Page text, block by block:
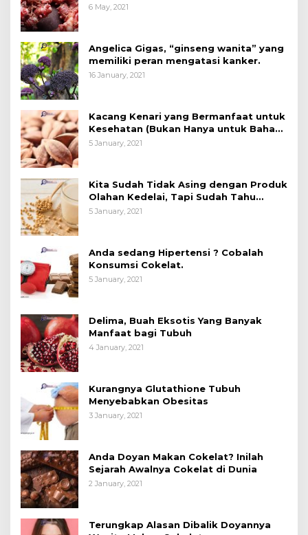
6 May, 2021
Angelica Gigas, “ginseng wanita” yang
memiliki peran mengatasi kanker.
16 January, 2021
Kacang Kenari yang Bermanfaat untuk
Kesehatan (Bukan Hanya untuk Bahan
Kue)
5 January, 2021
Kita Sudah Tidak Asing dengan Produk
Olahan Kedelai, Tapi Sudah Tahu
Manfaatnya untuk Kesehatan?
5 January, 2021
Anda sedang Hipertensi ? Cobalah
Konsumsi Cokelat.
5 January, 2021
Delima, Buah Eksotis Yang Banyak
Manfaat bagi Tubuh
4 January, 2021
Kurangnya Glutathione Tubuh
Menyebabkan Obesitas
3 January, 2021
Anda Doyan Makan Cokelat? Inilah
Sejarah Awalnya Cokelat di Dunia
2 January, 2021
Terungkap Alasan Dibalik Doyannya